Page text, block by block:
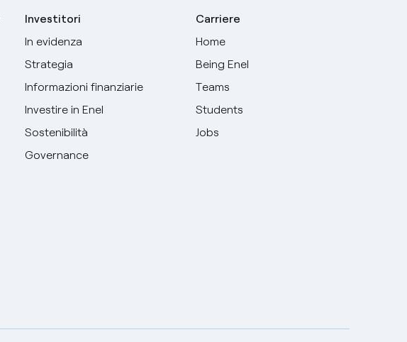
Investitori
In evidenza
Strategia
Informazioni finanziarie
Investire in Enel
Sostenibilità
Governance
Carriere
Home
Being Enel
Teams
Students
Jobs